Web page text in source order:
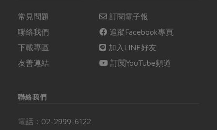
常見問題
聯絡我們
下載專區
友善連結
訂閱電子報
追蹤Facebook專頁
加入LINE好友
訂閱YouTube頻道
聯絡我們
電話： 02-2999-6122